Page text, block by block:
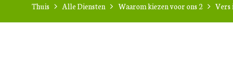
Thuis Alle Diensten Waarom kiezen voor ons 2 Vers